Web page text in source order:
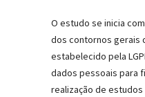
O estudo se inicia
dos contornos gerais
estabelecido pela
dados pessoais para
realização de